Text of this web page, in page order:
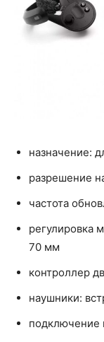
назначение:
разрешение
частота
регулировка
70 мм
контроллер
наушники:
подключение